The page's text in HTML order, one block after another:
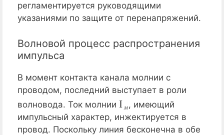
регламентируется руководящими
указаниями по защите от перенапряжений.
Волновой процесс распространения
импульса
В момент контакта канала молнии с
проводом, последний выступает в роли
волновода. Ток молнии
м
Iм
, имеющий
импульсный характер, инжектируется в
провод. Поскольку линия бесконечна в обе